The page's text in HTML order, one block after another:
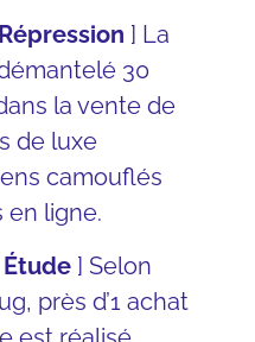
] La
30
la vente de
de luxe
camouflés
en ligne.
] Selon
, près d’1 achat